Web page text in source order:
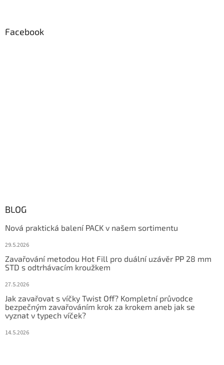
Facebook
BLOG
Nová praktická balení PACK v našem sortimentu
29.5.2026
Zavařování metodou Hot Fill pro duální uzávěr PP 28 mm
STD s odtrhávacím kroužkem
27.5.2026
Jak zavařovat s víčky Twist Off? Kompletní průvodce
bezpečným zavařováním krok za krokem aneb jak se
vyznat v typech víček?
14.5.2026